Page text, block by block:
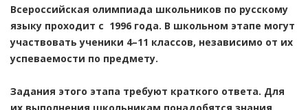
Всероссийская олимпиада школьников по русскому
языку проходит с 1996 года. В школьном этапе могут
участвовать ученики 4–11 классов, независимо от их
успеваемости по предмету.
Задания этого этапа требуют краткого ответа. Для